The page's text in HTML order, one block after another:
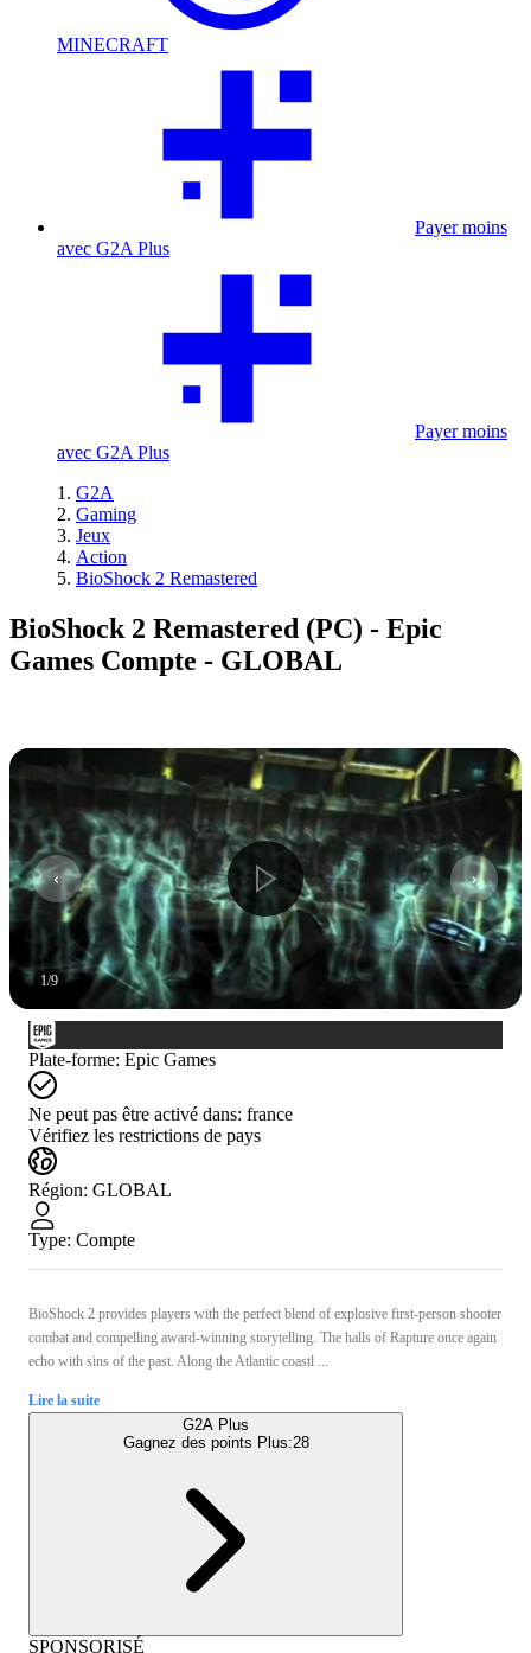
MINECRAFT
Payer moins
avec G2A Plus
Payer moins
avec G2A Plus
G2A
Gaming
Jeux
Action
BioShock 2 Remastered
BioShock 2 Remastered (PC) - Epic
Games Compte - GLOBAL
1/9
Plate-forme: Epic Games
Ne peut pas être activé dans: france
Vérifiez les restrictions de pays
Région: GLOBAL
Type: Compte
BioShock 2 provides players with the perfect blend of explosive first-person shooter
combat and compelling award-winning storytelling. The halls of Rapture once again
echo with sins of the past. Along the Atlantic coastl ...
Lire la suite
G2A Plus
Gagnez des points Plus:28
SPONSORISÉ